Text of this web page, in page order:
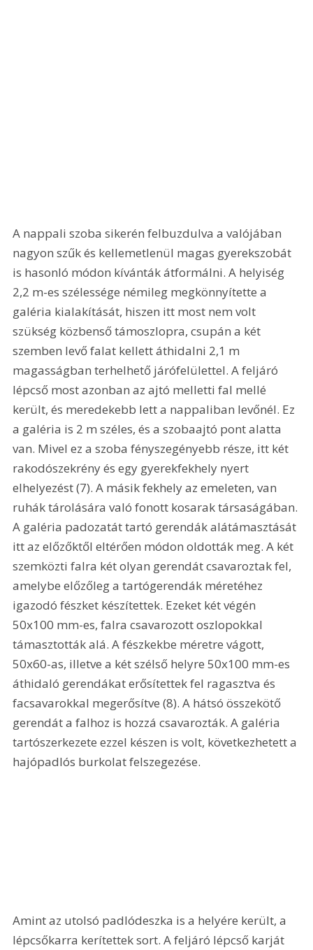
A nappali szoba sikerén felbuzdulva a valójában
nagyon szűk és kellemetlenül magas gyerekszobát
is hasonló módon kívánták átformálni. A helyiség
2,2 m-es szélessége némileg megkönnyítette a
galéria kialakítását, hiszen itt most nem volt
szükség közbenső támoszlopra, csupán a két
szemben levő falat kellett áthidalni 2,1 m
magasságban terhelhető járófelülettel. A feljáró
lépcső most azonban az ajtó melletti fal mellé
került, és meredekebb lett a nappaliban levőnél. Ez
a galéria is 2 m széles, és a szobaajtó pont alatta
van. Mivel ez a szoba fényszegényebb része, itt két
rakodószekrény és egy gyerekfekhely nyert
elhelyezést (7). A másik fekhely az emeleten, van
ruhák tárolására való fonott kosarak társaságában.
A galéria padozatát tartó gerendák alátámasztását
itt az előzőktől eltérően módon oldották meg. A két
szemközti falra két olyan gerendát csavaroztak fel,
amelybe előzőleg a tartógerendák méretéhez
igazodó fészket készítettek. Ezeket két végén
50x100 mm-es, falra csavarozott oszlopokkal
támasztották alá. A fészkekbe méretre vágott,
50x60-as, illetve a két szélső helyre 50x100 mm-es
áthidaló gerendákat erősítettek fel ragasztva és
facsavarokkal megerősítve (8). A hátsó összekötő
gerendát a falhoz is hozzá csavarozták. A galéria
tartószerkezete ezzel készen is volt, következhetett a
hajópadlós burkolat felszegezése.
Amint az utolsó padlódeszka is a helyére került, a
lépcsőkarra kerítettek sort. A feljáró lépcső karját